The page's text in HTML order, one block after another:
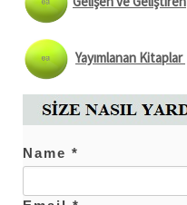
Yayımlanan Kitaplar
Name *